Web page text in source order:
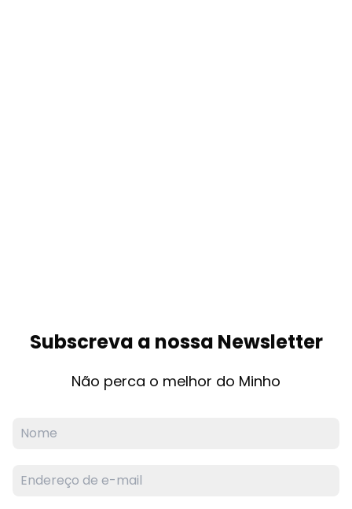
Subscreva a nossa Newsletter
Não perca o melhor do Minho